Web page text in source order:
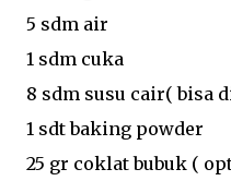
5 sdm air
1 sdm cuka
8 sdm susu cair( bisa
1 sdt baking powder
25 gr coklat bubuk (